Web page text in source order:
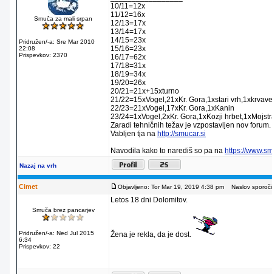
Smuča za mali srpan
Pridružen/-a: Sre Mar 2010
22:08
Prispevkov: 2370
10/11=12x
11/12=16x
12/13=17x
13/14=17x
14/15=23x
15/16=23x
16/17=62x
17/18=31x
18/19=34x
19/20=26x
20/21=21x+15xturno
21/22=15xVogel,21xKr. Gora,1xstari
22/23=21xVogel,17xKr. Gora,1xKanin
23/24=1xVogel,2xKr. Gora,1xKozji
Zaradi tehničnih težav je vzpostavljen nov forum.
Vabljen tja na http://smucar.si
Navodila kako to narediš so pa na https://
Nazaj na vrh
Cimet Objavljeno: Tor Mar 19, 2019 4:38 pm Naslov
Smuča brez pancarjev
Pridružen/-a: Ned Jul 2015
6:34
Prispevkov: 22
Letos 18 dni Dolomitov.
Žena je rekla, da je dost.